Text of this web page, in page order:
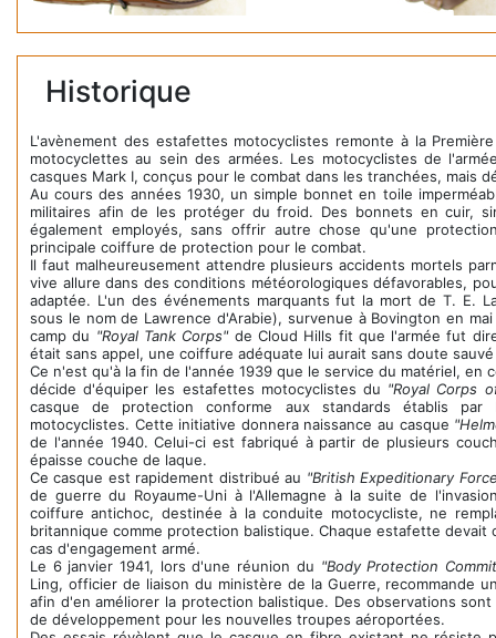
Historique
L'avènement des estafettes motocyclistes remonte à la
motocyclettes au sein des armées. Les motocyclistes de
casques Mark I, conçus pour le combat dans les tranchées, mais
Au cours des années 1930, un simple bonnet en toile
militaires afin de les protéger du froid. Des bonnets en cuir,
également employés, sans offrir autre chose qu'une
principale coiffure de protection pour le combat.
Il faut malheureusement attendre plusieurs accidents mortels
vive allure dans des conditions météorologiques défavorables,
adaptée. L'un des événements marquants fut la mort de T. E.
sous le nom de Lawrence d'Arabie), survenue à Bovington en
camp du "Royal Tank Corps"de Cloud Hills fit que l'armée fut
était sans appel, une coiffure adéquate lui aurait sans doute
Ce n'est qu'à la fin de l'année 1939 que le service du matériel, en
décide d'équiper les estafettes motocyclistes du "Royal Corps
casque de protection conforme aux standards établis par
motocyclistes. Cette initiative donnera naissance au casque
de l'année 1940. Celui-ci est fabriqué à partir de plusieurs
épaisse couche de laque.
Ce casque est rapidement distribué au "British Expeditionary
de guerre du Royaume-Uni à l'Allemagne à la suite de
coiffure antichoc, destinée à la conduite motocycliste, ne
britannique comme protection balistique. Chaque estafette
cas d'engagement armé.
Le 6 janvier 1941, lors d'une réunion du "Body Protection
Ling, officier de liaison du ministère de la Guerre, recommande
afin d'en améliorer la protection balistique. Des observations
de développement pour les nouvelles troupes aéroportées.